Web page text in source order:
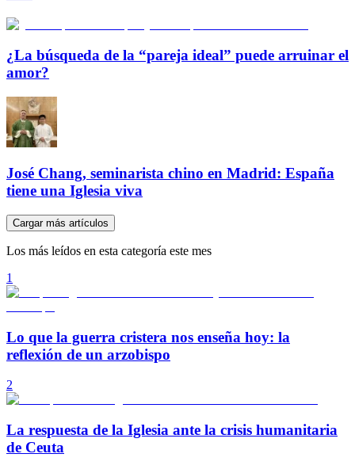
¿La búsqueda de la “pareja ideal” puede arruinar el
amor?
José Chang, seminarista chino en Madrid: España
tiene una Iglesia viva
Cargar más artículos
Los más leídos en esta categoría este mes
1
Lo que la guerra cristera nos enseña hoy: la
reflexión de un arzobispo
2
La respuesta de la Iglesia ante la crisis humanitaria
de Ceuta